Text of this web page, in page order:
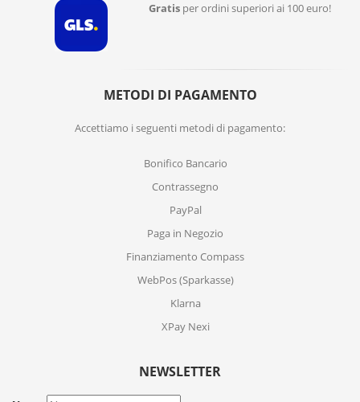
Gratis per ordini superiori ai 100 euro!
METODI DI PAGAMENTO
Accettiamo i seguenti metodi di pagamento:
Bonifico Bancario
Contrassegno
PayPal
Paga in Negozio
Finanziamento Compass
WebPos (Sparkasse)
Klarna
XPay Nexi
NEWSLETTER